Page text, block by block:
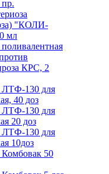
"КОЛИ-
мл
КРС, 2
ЛТФ-130 для
40 доз
ЛТФ-130 для
20 доз
ЛТФ-130 для
10доз
50